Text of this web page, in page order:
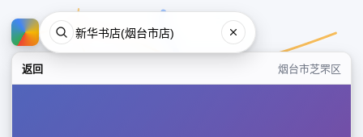
返回 烟台市芝罘区